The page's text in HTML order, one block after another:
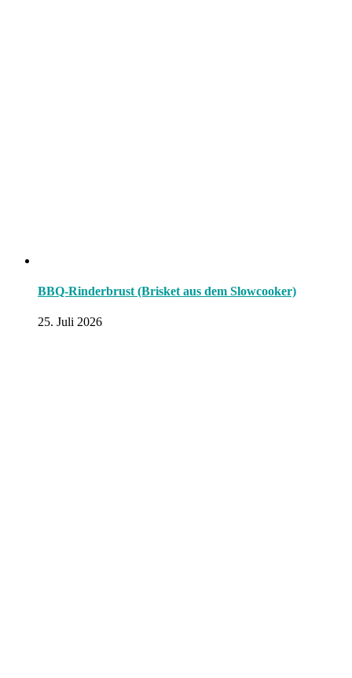
BBQ-Rinderbrust (Brisket aus dem Slowcooker)
25. Juli 2026